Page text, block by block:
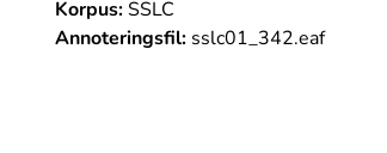
Korpus:SSLC
Annoteringsfil:sslc01_342.eaf